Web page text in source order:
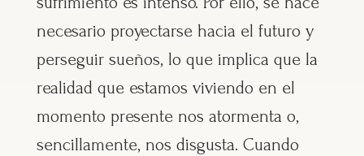
necesario proyectarse hacia el futuro y
perseguir sueños, lo que implica que la
realidad que estamos viviendo en el
momento presente nos atormenta o,
sencillamente, nos disgusta. Cuando